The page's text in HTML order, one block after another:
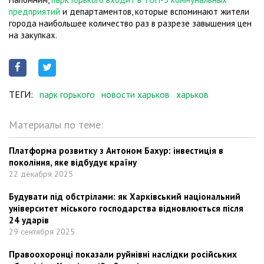
предприятий и департаментов, которые вспоминают жители
города наибольшее количество раз в разрезе завышения цен
на закупках.
ТЕГИ: парк горького новости харьков харьков
Материалы по теме:
Платформа розвитку з Антоном Бахур: інвестиція в
покоління, яке відбудує країну
22 декабря 2025
Будувати під обстрілами: як Харківський національний
університет міського господарства відновлюється після
24 ударів
29 сентября 2025
Правоохоронці показали руйнівні наслідки російських